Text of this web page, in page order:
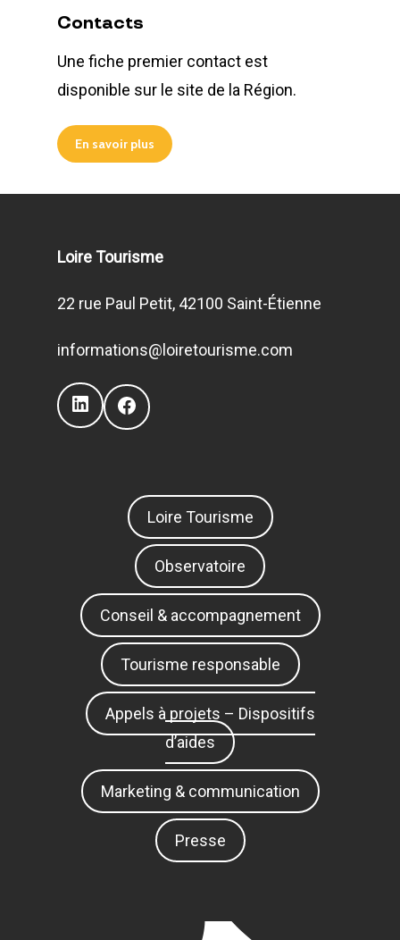
Contacts
Une fiche premier contact est
disponible sur le site de la Région.
En savoir plus
Loire Tourisme
22 rue Paul Petit, 42100 Saint-Étienne
informations@loiretourisme.com
LinkedInFacebook
Loire Tourisme
Observatoire
Conseil & accompagnement
Tourisme responsable
Appels à projets – Dispositifs
d’aides
Marketing & communication
Presse